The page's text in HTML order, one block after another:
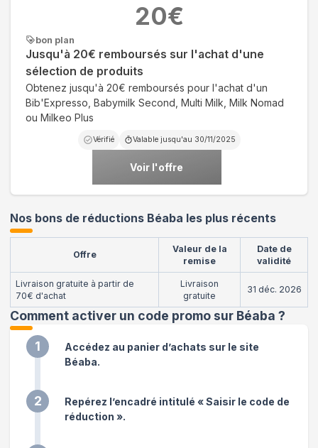
bon plan
Jusqu'à 20€ remboursés sur l'achat d'une
sélection de produits
Obtenez jusqu'à 20€ remboursés pour l'achat d'un
Bib'Expresso, Babymilk Second, Multi Milk, Milk Nomad
ou Milkeo Plus
Vérifié Valable jusqu'au 30/11/2025
Voir l'offre
20€
Nos bons de réductions Béaba les plus récents
Offre
Valeur de la
remise
Date de
validité
Livraison gratuite à partir de
70€ d'achat
Livraison
gratuite
31 déc. 2026
Comment activer un code promo sur Béaba ?
1
Accédez au panier d’achats sur le site
Béaba.
2
Repérez l’encadré intitulé « Saisir le code de
réduction ».